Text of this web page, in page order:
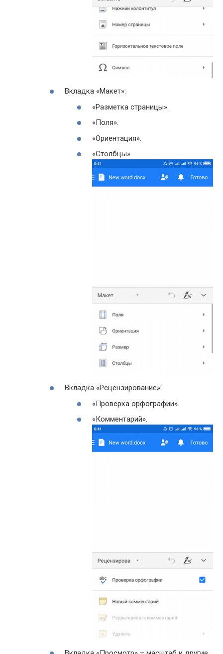
Вкладка «Макет»:
«Разметка страницы».
«Поля».
«Ориентация».
«Столбцы».
Вкладка «Рецензирование»:
«Проверка орфографии».
«Комментарий».